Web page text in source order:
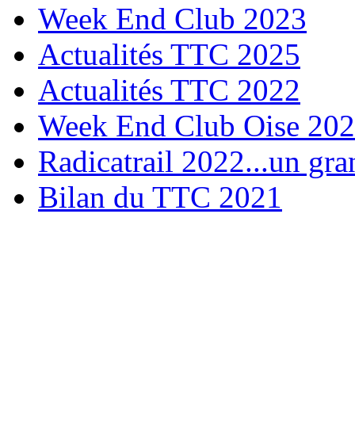
Week End Club 2023
Actualités TTC 2025
Actualités TTC 2022
Week End Club Oise
Radicatrail 2022...un
Bilan du TTC 2021